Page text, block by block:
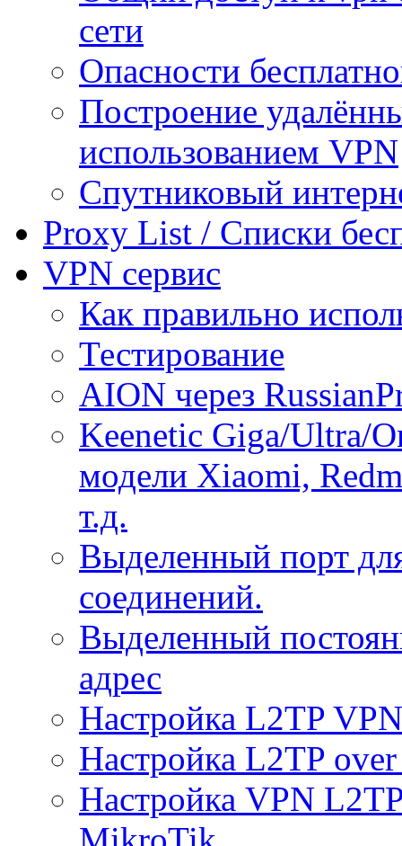
сети
Опасности
Построение
использованием VPN
Спутниковый
Proxy List / Списки
VPN сервис
Как правильно
Тестирование
AION через
Keenetic Giga/Ultra/
модели Xiaomi,
т.д.
Выделенный порт
соединений.
Выделенный
адрес
Настройка L2TP
Настройка L2TP
Настройка VPN